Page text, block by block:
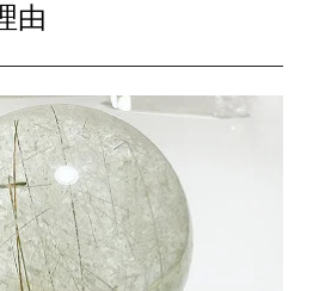
由